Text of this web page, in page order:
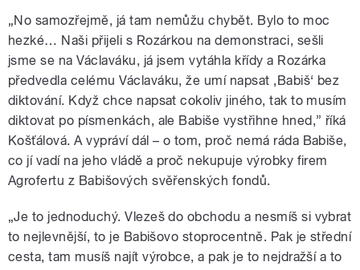
„No samozřejmě, já tam nemůžu chybět. Bylo to moc
hezké… Naši přijeli s Rozárkou na demonstraci, sešli
jsme se na Václaváku, já jsem vytáhla křídy a Rozárka
předvedla celému Václaváku, že umí napsat ‚Babiš‘ bez
diktování. Když chce napsat cokoliv jiného, tak to musím
diktovat po písmenkách, ale Babiše vystřihne hned,” říká
Košťálová. A vypráví dál – o tom, proč nemá ráda Babiše,
co jí vadí na jeho vládě a proč nekupuje výrobky firem
Agrofertu z Babišových svěřenských fondů.
„Je to jednoduchý. Vlezeš do obchodu a nesmíš si vybrat
to nejlevnější, to je Babišovo stoprocentně. Pak je střední
cesta, tam musíš najít výrobce, a pak je to nejdražší a to